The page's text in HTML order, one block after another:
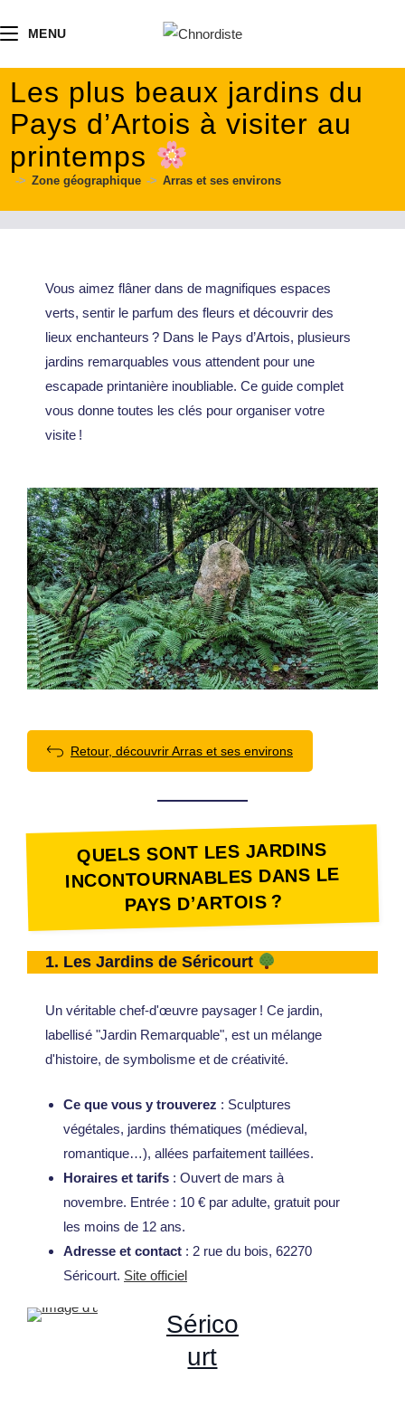
principal
MENU
Les plus beaux jardins du
Pays d’Artois à visiter au
printemps
-> Zone géographique -> Arras et ses environs
Vous aimez flâner dans de magnifiques espaces
verts, sentir le parfum des fleurs et découvrir des
lieux enchanteurs ? Dans le Pays d’Artois, plusieurs
jardins remarquables vous attendent pour une
escapade printanière inoubliable. Ce guide complet
vous donne toutes les clés pour organiser votre
visite !
Retour, découvrir Arras et ses environs
QUELS SONT LES JARDINS
INCONTOURNABLES DANS LE
PAYS D’ARTOIS ?
1. Les Jardins de Séricourt
Un véritable chef-d'œuvre paysager ! Ce jardin,
labellisé "Jardin Remarquable", est un mélange
d'histoire, de symbolisme et de créativité.
Ce que vous y trouverez : Sculptures
végétales, jardins thématiques (médieval,
romantique…), allées parfaitement taillées.
Horaires et tarifs : Ouvert de mars à
novembre. Entrée : 10 € par adulte, gratuit pour
les moins de 12 ans.
Adresse et contact : 2 rue du bois, 62270
Séricourt. Site officiel
Les
jardins
Sérico
urt